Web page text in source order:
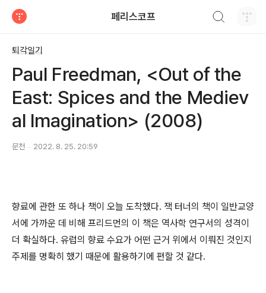
페리스코프
퇴각일기
Paul Freedman, <Out of the
East: Spices and the Mediev
al Imagination> (2008)
문천 2022. 8. 25. 20:59
향료에 관한 또 하나 책이 오늘 도착했다. 잭 터너의 책이 일반교양
서에 가까운 데 비해 프리드먼의 이 책은 역사학 연구서의 성격이
더 확실하다. 유럽의 향료 수요가 어떤 근거 위에서 이뤄진 것인지
주제를 명확히 했기 때문에 활용하기에 편할 것 같다.